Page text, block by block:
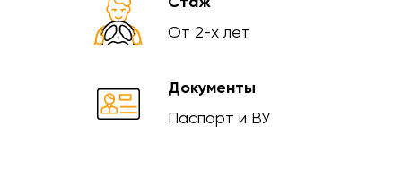
От 2-х лет
Документы
Паспорт и ВУ